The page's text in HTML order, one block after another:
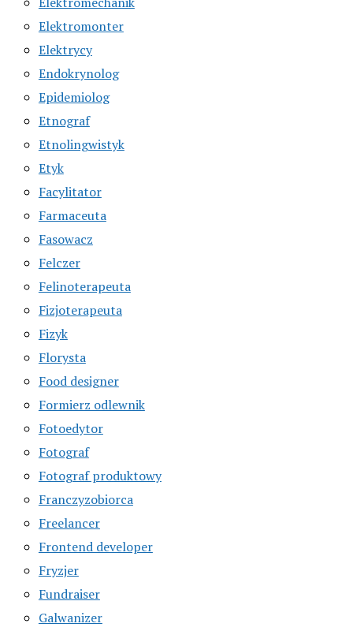
Elektromonter
Elektrycy
Endokrynolog
Epidemiolog
Etnograf
Etnolingwistyk
Etyk
Facylitator
Farmaceuta
Fasowacz
Felczer
Felinoterapeuta
Fizjoterapeuta
Fizyk
Florysta
Food designer
Formierz odlewnik
Fotoedytor
Fotograf
Fotograf produktowy
Franczyzobiorca
Freelancer
Frontend developer
Fryzjer
Fundraiser
Galwanizer